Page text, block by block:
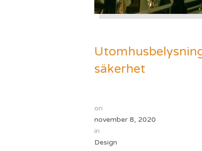
säkerhet
on
november 8, 2020
in
Design